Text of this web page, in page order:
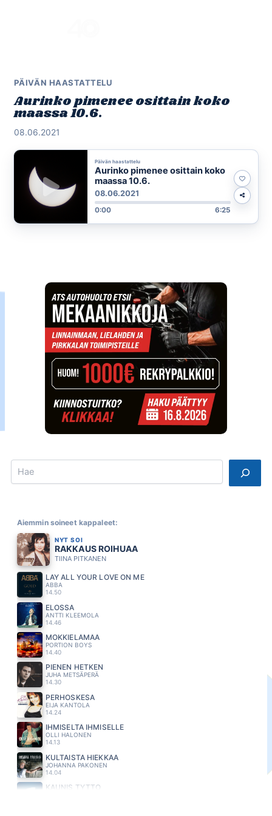
PÄIVÄN HAASTATTELU
Aurinko pimenee osittain koko
maassa 10.6.
08.06.2021
Päivän haastattelu
Aurinko pimenee osittain koko
maassa 10.6.
08.06.2021
0:00 6:25
Search
Aiemmin soineet kappaleet:
NYT SOI
RAKKAUS ROIHUAA
TIINA PITKANEN
LAY ALL YOUR LOVE ON ME
ABBA
14.50
ELOSSA
ANTTI KLEEMOLA
14.46
MÖKKIELÄMÄÄ
PORTION BOYS
14.40
PIENEN HETKEN
JUHA METSÄPERÄ
14.30
PERHOSKESA
EIJA KANTOLA
14.24
IHMISELTÄ IHMISELLE
OLLI HALONEN
14.13
KULTAISTA HIEKKAA
JOHANNA PAKONEN
14.04
KAUNIS TYTTO